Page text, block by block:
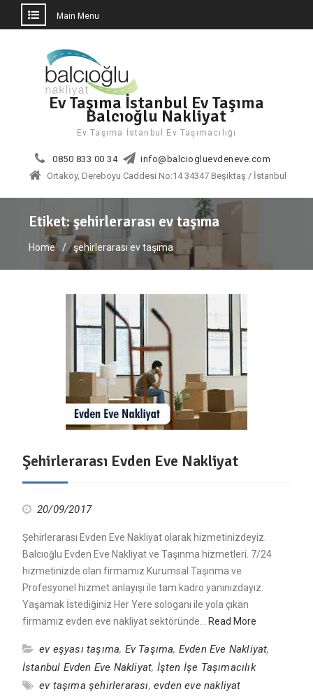
Main Menu
Ev Taşıma İstanbul Ev Taşıma
Balcıoğlu Nakliyat
Ev Taşıma İstanbul Ev Taşımacılığı
0850 833 00 34
info@balciogluevdeneve.com
Ortaköy, Dereboyu Caddesi No:14 34347 Beşiktaş / İstanbul
Etiket:şehirlerarası ev taşıma
Home şehirlerarası ev taşıma
Şehirlerarası Evden Eve Nakliyat
20/09/2017
Şehirlerarası Evden Eve Nakliyat olarak hizmetinizdeyiz.
Balcıoğlu Evden Eve Nakliyat ve Taşınma hizmetleri. 7/24
hizmetinizde olan firmamız Kurumsal Taşınma ve
Profesyonel hizmet anlayışı ile tam kadro yanınızdayız.
Yaşamak İstediğiniz Her Yere sologanı ile yola çıkan
firmamız evden eve nakliyat sektöründe… Read More
ev eşyası taşıma, Ev Taşıma, Evden Eve Nakliyat,
İstanbul Evden Eve Nakliyat, İşten İşe Taşımacılık
ev taşıma şehirlerarası, evden eve nakliyat